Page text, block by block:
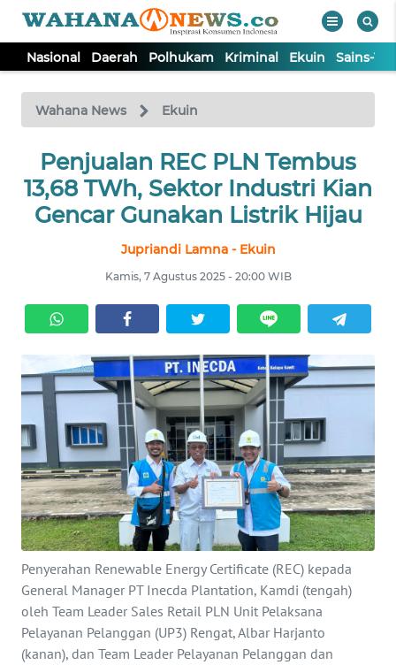
Nasional Daerah Polhukam Kriminal Ekuin Sains-
Wahana News Ekuin
Penjualan REC PLN Tembus
13,68 TWh, Sektor Industri Kian
Gencar Gunakan Listrik Hijau
Jupriandi Lamna - Ekuin
Kamis, 7 Agustus 2025 - 20:00 WIB
Penyerahan Renewable Energy Certificate (REC) kepada
General Manager PT Inecda Plantation, Kamdi (tengah)
oleh Team Leader Sales Retail PLN Unit Pelaksana
Pelayanan Pelanggan (UP3) Rengat, Albar Harjanto
(kanan), dan Team Leader Pelayanan Pelanggan dan
TV
Tutup
NASIONAL
DAERAH
KRIMINAL
EKUIN
SAINS-TEKNO
KESEHATAN
INTERNASIONAL
SERBA-SERBI
PENDIDIKAN
OLAHRAGA